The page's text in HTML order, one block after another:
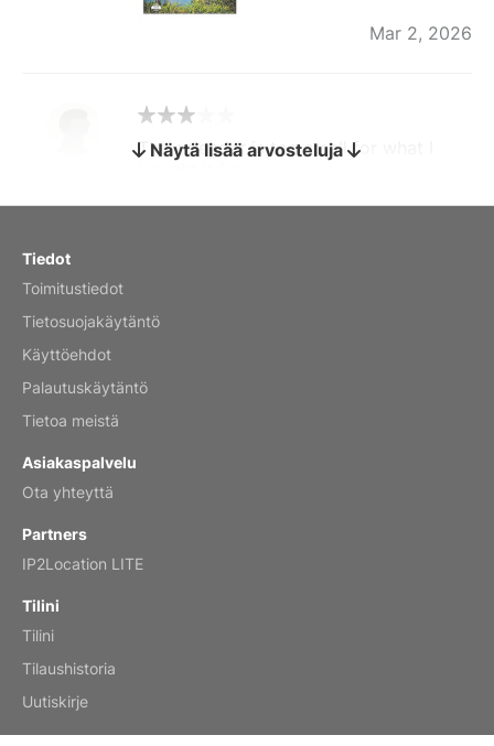
Mar 2, 2026
by charles
The calendar is too small for what I
bought it for
by Anne
Reviewed
by Kirsten
Fantasy 2026 Wall Calendar
Näytä lisää arvosteluja
Tiedot
Toimitustiedot
Tietosuojakäytäntö
Käyttöehdot
Palautuskäytäntö
Tietoa meistä
Asiakaspalvelu
Ota yhteyttä
Partners
IP2Location LITE
Tilini
Tilini
Tilaushistoria
Uutiskirje